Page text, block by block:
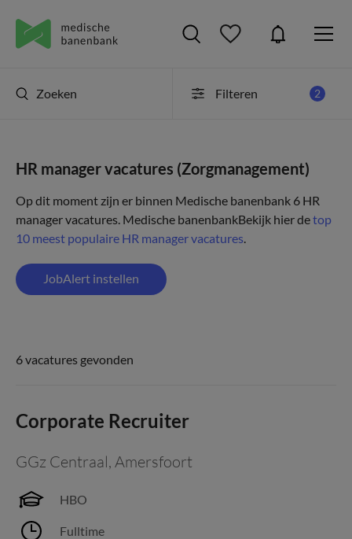
Zoeken Filteren 2
HR manager vacatures (Zorgmanagement)
Op dit moment zijn er binnen Medische banenbank 6 HR
manager vacatures. Medische banenbankBekijk hier detop
10 meest populaire HR manager vacatures.
JobAlert instellen
6 vacatures gevonden
Corporate Recruiter
GGz Centraal, Amersfoort
HBO
Fulltime